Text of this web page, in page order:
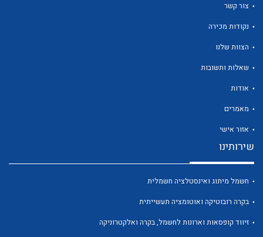
לכל מוצרי היצרן
לכל מוצרי היצרן
צור קשר
נקודות מכירה
הצוות שלנו
שאלות ותשובות
אודות
מאמרים
אזור אישי
שירותינו
חשמל מיתוג ואינסטלציה חשמלית
בקרה רובוטיקה ואוטומציה תעשייתית
זיווד קופסאות וארונות לחשמל, בקרה ואלקטרוניקה